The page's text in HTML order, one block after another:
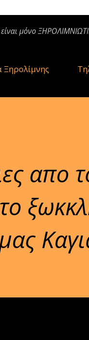
μόνο
Ξηρολίμνης
απο